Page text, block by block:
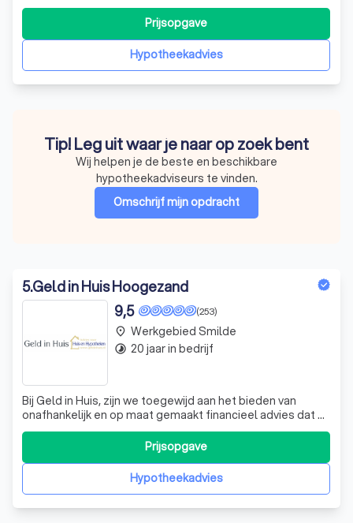
Hypotheekadvies
Prijsopgave
Tip! Leg uit waar je naar op zoek bent
Wij helpen je de beste en beschikbare
hypotheekadviseurs te vinden.
Omschrijf mijn opdracht
5.Geld in Huis Hoogezand
(253)
9,5
Bij Geld in Huis, zijn we toegewijd aan het bieden van
onafhankelijk en op maat gemaakt financieel advies dat u
echt verder helpt. Onze expertise ligt in het begeleiden
van klanten bij complexe financiële vraagstukken, zoals
hypotheken, pensioenplanning en risicobeheer. We
onderscheiden ons door onzHypotheekadvies
Prijsopgave
place Werkgebied Smilde
timelapse 20 jaar in bedrijf